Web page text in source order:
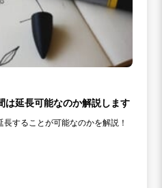
は延長可能なのか解説します
することが可能なのかを解説！